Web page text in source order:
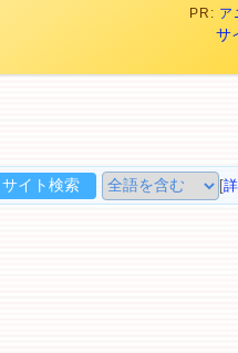
PR: ア
サ
[